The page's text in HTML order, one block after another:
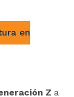
en
Z a